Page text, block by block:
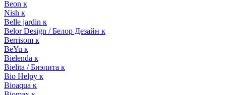
Beon к
Nish к
Belle jardin к
Belor Design / Белор Дезайн к
Berrisom к
BeYu к
Bielenda к
Bielita / Биэлита к
Bio Helpy к
Bioaqua к